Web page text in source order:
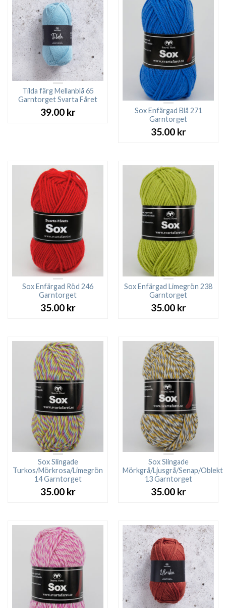
Tilda färg Mellanblå 65
Garntorget Svarta Fåret
39.00 kr
Sox Enfärgad Blå 271
Garntorget
35.00 kr
Sox Enfärgad Röd 246
Garntorget
35.00 kr
Sox Enfärgad Limegrön 238
Garntorget
35.00 kr
Sox Slingade
Turkos/Mörkrosa/Limegrön
14 Garntorget
35.00 kr
Sox Slingade
Mörkgrå/Ljusgrå/Senap/Oblekt
13 Garntorget
35.00 kr